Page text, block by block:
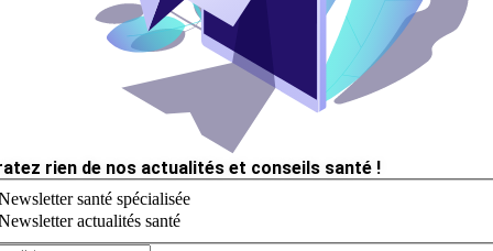
rien de nos actualités et conseils santé !
santé spécialisée
actualités santé